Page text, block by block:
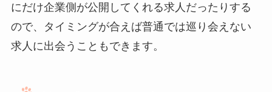
にだけ企業側が公開してくれる求人だったりする
ので、タイミングが合えば普通では巡り会えない
求人に出会うこともできます。